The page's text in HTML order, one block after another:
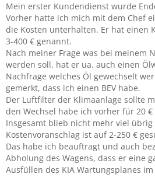
Mein erster Kundendienst wurde
Vorher hatte ich mich mit dem Chef
die Kosten unterhalten. Er hat einen
3-400 € genannt.
Nach meiner Frage was bei meinem
werden soll, hat er ua. auch einen
Nachfrage welches Öl gewechselt
gemerkt, dass ich einen BEV habe.
Der Luftfilter der Klimaanlage sollte
den Wechsel habe ich vorher für 20
Insgesamt blieb nicht mehr viel
Kostenvoranschlag ist auf 2-250 €
Das habe ich beauftragt und auch
Abholung des Wagens, dass er eine
Ausfüllen des KIA Wartungsplanes